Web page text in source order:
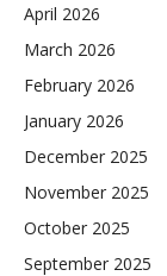
April 2026
March 2026
February 2026
January 2026
December 2025
November 2025
October 2025
September 2025